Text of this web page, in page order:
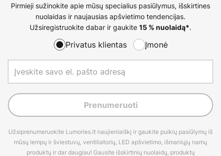
Pirmieji sužinokite apie mūsų specialius pasiūlymus, išskirtines
nuolaidas ir naujausias apšvietimo tendencijas.
Užsiregistruokite dabar ir gaukite 15 % nuolaidą*.
Privatus klientas Įmonė
Prenumeruoti
Užsiprenumeruokite Lumories.lt naujienlaiškį ir gaukite puikių pasiūlymų iš
mūsų lempų ir šviestuvų, ventiliatorių, LED apšvietimo, išmaniųjų namų
produktų ir dar daugiau! Gausite išskirtinių nuolaidų, produktų